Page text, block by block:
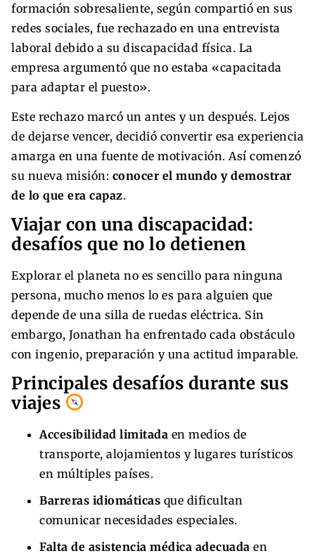
formación sobresaliente, según compartió en sus
redes sociales, fue rechazado en una entrevista
laboral debido a su discapacidad física. La
empresa argumentó que no estaba «capacitada
para adaptar el puesto».
Este rechazo marcó un antes y un después. Lejos
de dejarse vencer, decidió convertir esa experiencia
amarga en una fuente de motivación. Así comenzó
su nueva misión: conocer el mundo y demostrar
de lo que era capaz.
Viajar con una discapacidad:
desafíos que no lo detienen
Explorar el planeta no es sencillo para ninguna
persona, mucho menos lo es para alguien que
depende de una silla de ruedas eléctrica. Sin
embargo, Jonathan ha enfrentado cada obstáculo
con ingenio, preparación y una actitud imparable.
Principales desafíos durante sus
viajes
Accesibilidad limitada en medios de
transporte, alojamientos y lugares turísticos
en múltiples países.
Barreras idiomáticas que dificultan
comunicar necesidades especiales.
Falta de asistencia médica adecuada en